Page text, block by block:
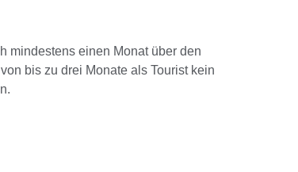
mindestens einen Monat über den
bis zu drei Monate als Tourist kein